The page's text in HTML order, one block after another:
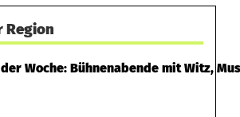
Region